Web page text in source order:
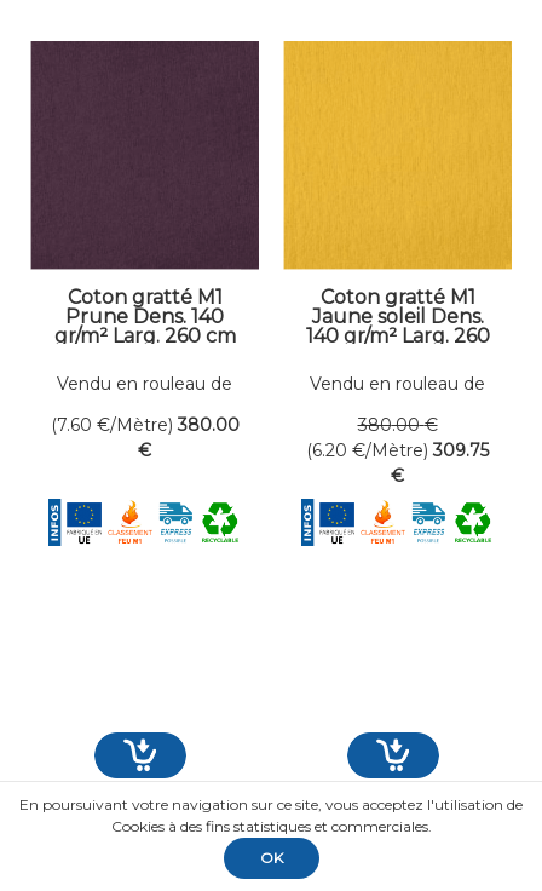
Coton gratté M1
Prune Dens. 140
gr/m² Larg. 260 cm
Vendu en rouleau de
(7.60 €/Mètre) 380.00
€
Coton gratté M1
Jaune soleil Dens.
140 gr/m² Larg. 260
Vendu en rouleau de
380.00 €
(6.20 €/Mètre) 309.75
€
En poursuivant votre navigation sur ce site, vous acceptez l'utilisation de
Cookies à des fins statistiques et commerciales.
OK